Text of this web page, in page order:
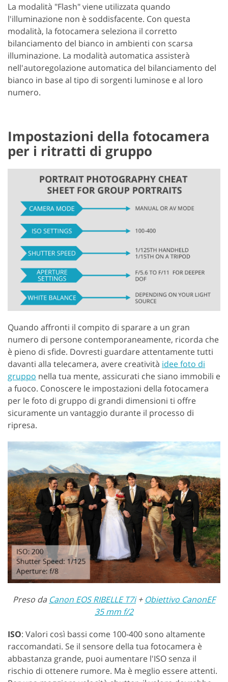
La modalità "Flash" viene utilizzata quando
l'illuminazione non è soddisfacente. Con questa
modalità, la fotocamera seleziona il corretto
bilanciamento del bianco in ambienti con scarsa
illuminazione. La modalità automatica assisterà
nell'autoregolazione automatica del bilanciamento del
bianco in base al tipo di sorgenti luminose e al loro
numero.
Impostazioni della fotocamera
per i ritratti di gruppo
Quando affronti il compito di sparare a un gran
numero di persone contemporaneamente, ricorda che
è pieno di sfide. Dovresti guardare attentamente tutti
davanti alla telecamera, avere creatività idee foto di
gruppo nella tua mente, assicurati che siano immobili e
a fuoco. Conoscere le impostazioni della fotocamera
per le foto di gruppo di grandi dimensioni ti offre
sicuramente un vantaggio durante il processo di
ripresa.
Preso da Canon EOS RIBELLE T7i+ Obiettivo CanonEF
35 mm f/2
ISO: Valori così bassi come 100-400 sono altamente
raccomandati. Se il sensore della tua fotocamera è
abbastanza grande, puoi aumentare l'ISO senza il
rischio di ottenere rumore. Ma è meglio essere attenti.